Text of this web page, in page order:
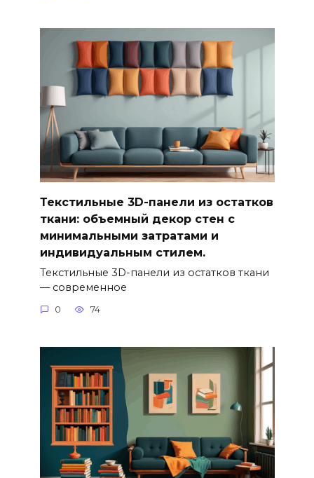
Текстильные 3D-панели из остатков
ткани: объемный декор стен с
минимальными затратами и
индивидуальным стилем.
Текстильные 3D-панели из остатков ткани
— современное
0 74